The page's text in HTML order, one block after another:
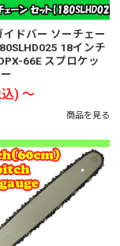
イドバー ソーチェー
18インチ
66E スプロケッ
) ～
商品を見る